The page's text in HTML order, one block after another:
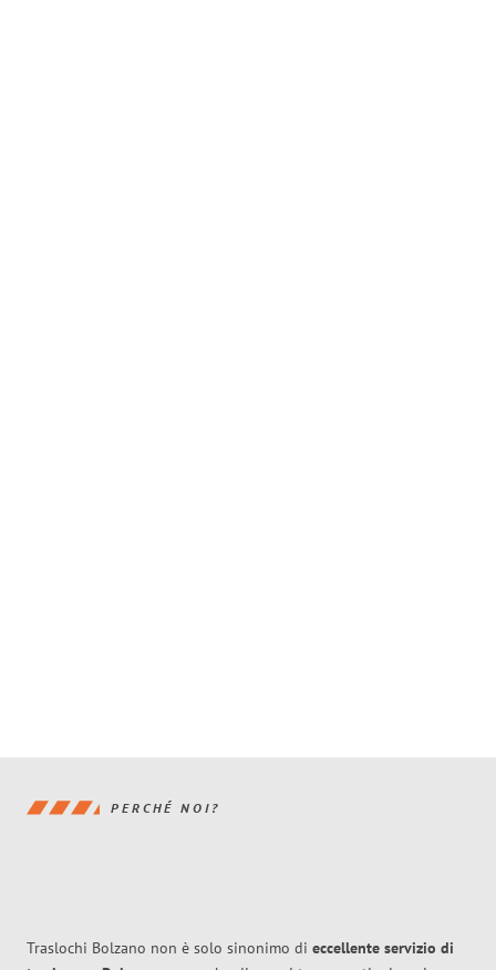
PERCHÉ NOI?
Traslochi Bolzano non è solo sinonimo di eccellente servizio di